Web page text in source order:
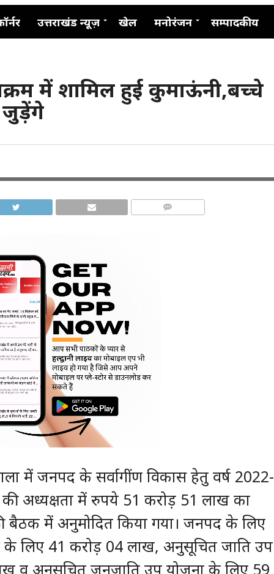
उत्तराखंड न्यूज़ खेल मनोरंजन सम्पादकीय
में शामिल हुई कुमाऊंनी,बच्चे
में जनपद के सर्वागींण विकास हेतु वर्ष 2022-
की अध्यक्षता में रुपये 51 करोड़ 51 लाख का
बैठक में अनुमोदित किया गया। जनपद के लिए
के लिए 41 करोड़ 04 लाख, अनुसूचित जाति उप
व अनुसूचित जनजाति उप योजना के लिए 59